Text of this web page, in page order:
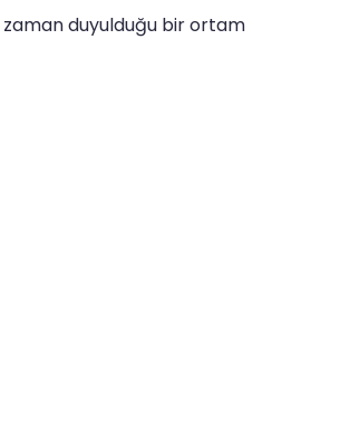
zaman duyulduğu bir ortam